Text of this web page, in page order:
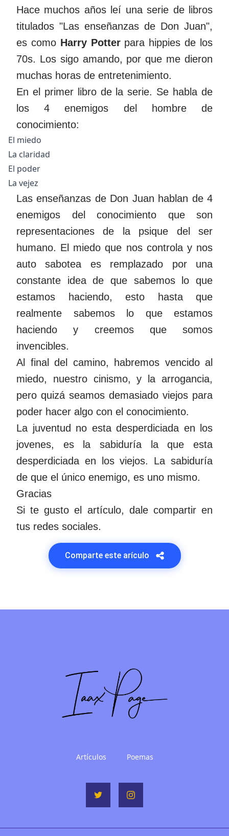
Hace muchos años leí una serie de libros
titulados "Las enseñanzas de Don Juan",
es como Harry Potterpara hippies de los
70s. Los sigo amando, por que me dieron
muchas horas de entretenimiento.
En el primer libro de la serie. Se habla de
los 4 enemigos del hombre de
conocimiento:
El miedo
La claridad
El poder
La vejez
Las enseñanzas de Don Juan hablan de 4
enemigos del conocimiento que son
representaciones de la psique del ser
humano. El miedo que nos controla y nos
auto sabotea es remplazado por una
constante idea de que sabemos lo que
estamos haciendo, esto hasta que
realmente sabemos lo que estamos
haciendo y creemos que somos
invencibles.
Al final del camino, habremos vencido al
miedo, nuestro cinismo, y la arrogancia,
pero quizá seamos demasiado viejos para
poder hacer algo con el conocimiento.
La juventud no esta desperdiciada en los
jovenes, es la sabiduría la que esta
desperdiciada en los viejos. La sabiduría
de que el único enemigo, es uno mismo.
Gracias
Si te gusto el artículo, dale compartir en
tus redes sociales.
Comparte este arículo
Artículos Poemas